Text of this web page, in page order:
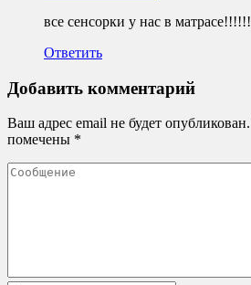
все сенсорки у нас в матрасе!!!!!!
Ответить
Добавить комментарий
Ваш адрес email не будет опубликован.
помечены *